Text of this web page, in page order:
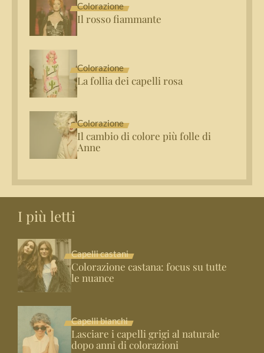
Colorazione
Il rosso fiammante
Colorazione
La follia dei capelli rosa
Colorazione
Il cambio di colore più folle di
Anne
I più letti
Capelli castani
Colorazione castana: focus su tutte
le nuance
Capelli bianchi
Lasciare i capelli grigi al naturale
dopo anni di colorazioni